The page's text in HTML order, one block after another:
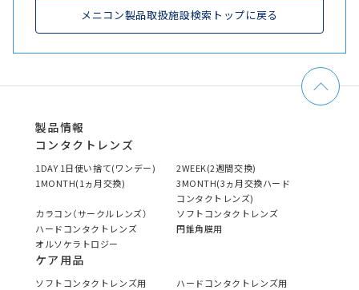
メニコン製品取扱施設検索トップに戻る
製品情報
コンタクトレンズ
1DAY 1日使い捨て(ワンデー)
2WEEK(2週間交換)
1MONTH(1ヵ月交換)
3MONTH(3ヵ月交換ハード
コンタクトレンズ)
カラコン（サークルレンズ）
ソフトコンタクトレンズ
ハードコンタクトレンズ
円錐角膜用
オルソケラトロジー
ケア用品
ソフトコンタクトレンズ用
ハードコンタクトレンズ用